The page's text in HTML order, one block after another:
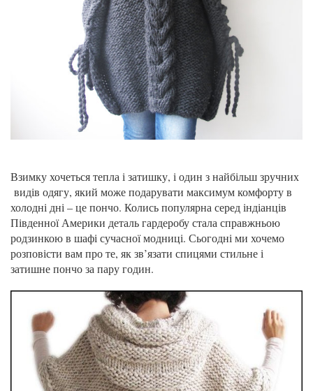
Взимку хочеться тепла і затишку, і один з найбільш зручних
видів одягу, який може подарувати максимум комфорту в
холодні дні – це пончо. Колись популярна серед індіанців
Південної Америки деталь гардеробу стала справжньою
родзинкою в шафі сучасної модниці. Сьогодні ми хочемо
розповісти вам про те, як зв’язати спицями стильне і
затишне пончо за пару годин.